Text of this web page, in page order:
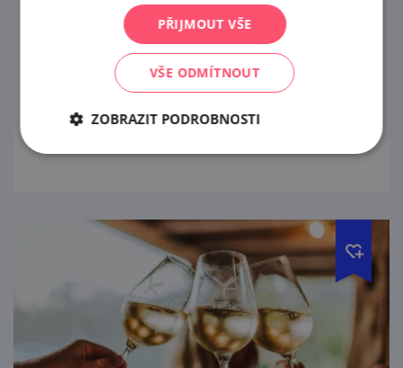
15. 8. '26
Ochutnáte 6 vzorků (vzorek – 0,5 dcl), které
doprovodíme degustačním soustem z
výrobků z domácích farem z blízkého okolí.
PŘIJMOUT VŠE
VŠE ODMÍTNOUT
ZOBRAZIT PODROBNOSTI